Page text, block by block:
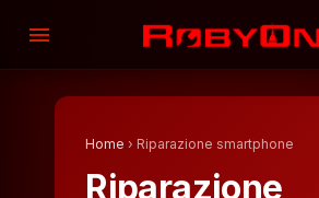
menu
Home › Riparazione smartphone
Riparazione